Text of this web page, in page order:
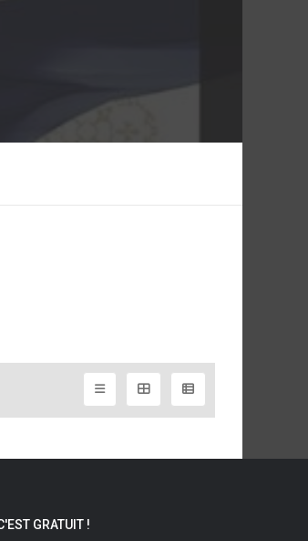
GRATUIT !